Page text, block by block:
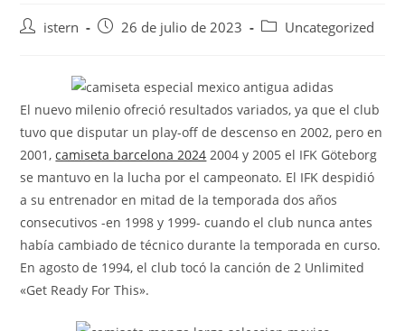
Autoristern
Publicación
entrada:
26 de julio de 2023
Categoría
entrada:
Uncategorized
El nuevo milenio ofreció resultados variados, ya que el club
tuvo que disputar un play-off de descenso en 2002, pero en
2001,camiseta barcelona 2024 2004 y 2005 el IFK Göteborg
se mantuvo en la lucha por el campeonato. El IFK despidió
a su entrenador en mitad de la temporada dos años
consecutivos -en 1998 y 1999- cuando el club nunca antes
había cambiado de técnico durante la temporada en curso.
En agosto de 1994, el club tocó la canción de 2 Unlimited
«Get Ready For This».